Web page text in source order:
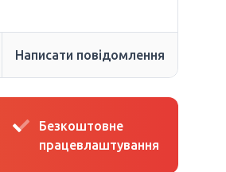
Написати повідомлення
Безкоштовне
працевлаштування